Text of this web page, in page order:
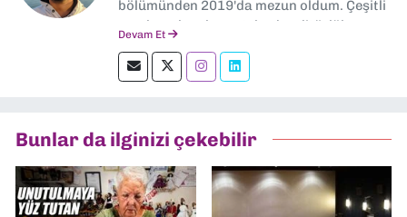
bölümünden 2019'da mezun oldum. Çeşitli
yerel ve ulusal gazetelerde editörlük,
okumayı severim.
Devam Et
Bunlar da ilginizi çekebilir